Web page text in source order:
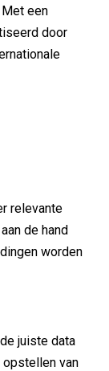
een
door
relevante
de hand
worden
juiste data
opstellen van